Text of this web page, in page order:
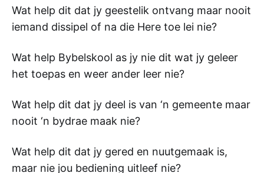
Wat help dit dat jy geestelik ontvang maar nooit
iemand dissipel of na die Here toe lei nie?
Wat help Bybelskool as jy nie dit wat jy geleer
het toepas en weer ander leer nie?
Wat help dit dat jy deel is van ‘n gemeente maar
nooit ‘n bydrae maak nie?
Wat help dit dat jy gered en nuutgemaak is,
maar nie jou bediening uitleef nie?